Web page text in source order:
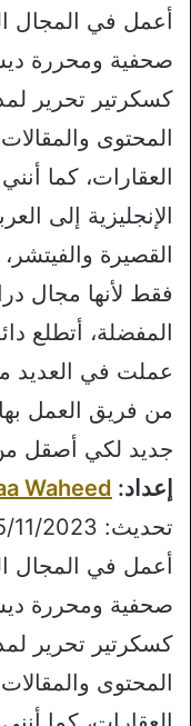
صحفية ومحررة
كسكرتير تحرير
المحتوى
العقارات، كما
الإنجليزية إلى
القصيرة
فقط لأنها مجال
المفضلة، أتطلع
عملت في العديد
من فريق العمل
جديد لكي أصقل
إعداد: Waheed
تحديث: 15/11/2023
صحفية ومحررة
كسكرتير تحرير
المحتوى